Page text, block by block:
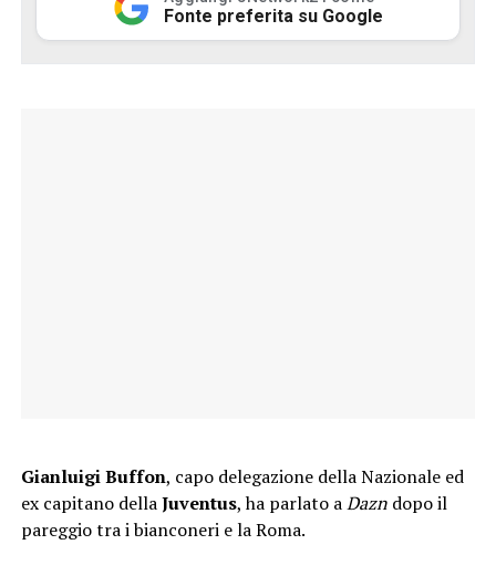
Fonte preferita su Google
Gianluigi Buffon, capo delegazione della Nazionale ed
ex capitano dellaJuventus, ha parlato aDazndopo il
pareggio tra i bianconeri e la Roma.